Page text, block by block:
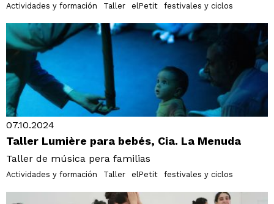
Actividades y formación Taller elPetit festivales y ciclos
07.10.2024
Taller Lumière para bebés, Cia. La Menuda
Taller de música pera familias
Actividades y formación Taller elPetit festivales y ciclos